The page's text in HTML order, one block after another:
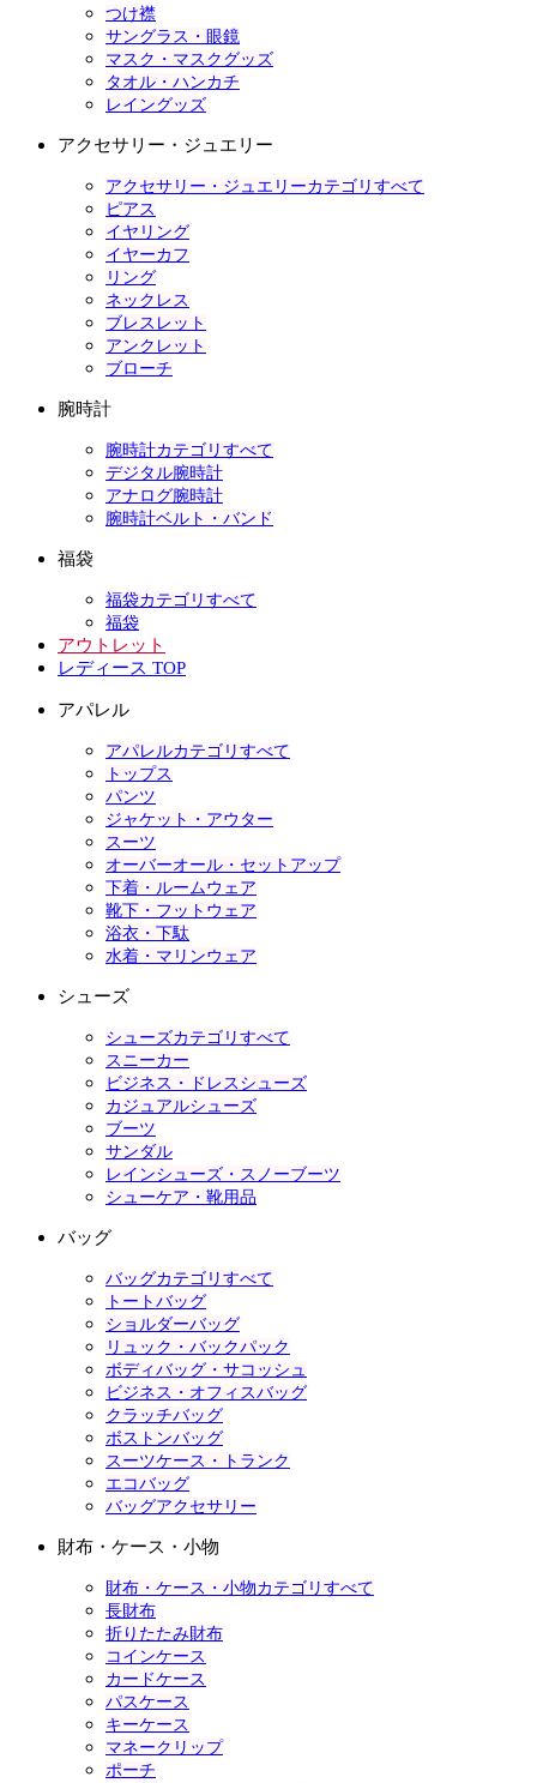
つけ襟
サングラス・眼鏡
マスク・マスクグッズ
タオル・ハンカチ
レイングッズ
アクセサリー・ジュエリー
アクセサリー・ジュエリーカテゴリすべて
ピアス
イヤリング
イヤーカフ
リング
ネックレス
ブレスレット
アンクレット
ブローチ
腕時計
腕時計カテゴリすべて
デジタル腕時計
アナログ腕時計
腕時計ベルト・バンド
福袋
福袋カテゴリすべて
福袋
アウトレット
レディース TOP
アパレル
アパレルカテゴリすべて
トップス
パンツ
ジャケット・アウター
スーツ
オーバーオール・セットアップ
下着・ルームウェア
靴下・フットウェア
浴衣・下駄
水着・マリンウェア
シューズ
シューズカテゴリすべて
スニーカー
ビジネス・ドレスシューズ
カジュアルシューズ
ブーツ
サンダル
レインシューズ・スノーブーツ
シューケア・靴用品
バッグ
バッグカテゴリすべて
トートバッグ
ショルダーバッグ
リュック・バックパック
ボディバッグ・サコッシュ
ビジネス・オフィスバッグ
クラッチバッグ
ボストンバッグ
スーツケース・トランク
エコバッグ
バッグアクセサリー
財布・ケース・小物
財布・ケース・小物カテゴリすべて
長財布
折りたたみ財布
コインケース
カードケース
パスケース
キーケース
マネークリップ
ポーチ